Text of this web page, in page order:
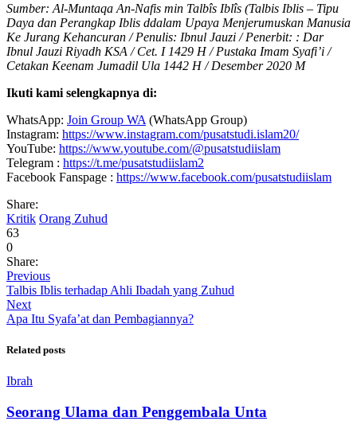
Sumber: Al-Muntaqa An-Nafis min Talbîs Iblîs (Talbis Iblis – Tipu
Daya dan Perangkap Iblis ddalam Upaya Menjerumuskan Manusia
Ke Jurang Kehancuran / Penulis: Ibnul Jauzi / Penerbit: : Dar
Ibnul Jauzi Riyadh KSA / Cet. I 1429 Η / Pustaka Imam Syafi’i /
Cetakan Keenam Jumadil Ula 1442 H / Desember 2020 M
Ikuti kami selengkapnya di:
WhatsApp: Join Group WA (WhatsApp Group)
Instagram: https://www.instagram.com/pusatstudi.islam20/
YouTube: https://www.youtube.com/@pusatstudiislam
Telegram : https://t.me/pusatstudiislam2
Facebook Fanspage : https://www.facebook.com/pusatstudiislam
Share:
Kritik Orang Zuhud
63
0
Share:
Previous
Talbis Iblis terhadap Ahli Ibadah yang Zuhud
Next
Apa Itu Syafa’at dan Pembagiannya?
Related posts
Ibrah
Seorang Ulama dan Penggembala Unta